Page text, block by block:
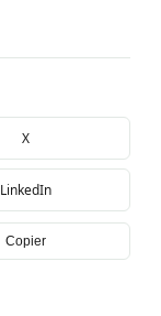
X
LinkedIn
Copier